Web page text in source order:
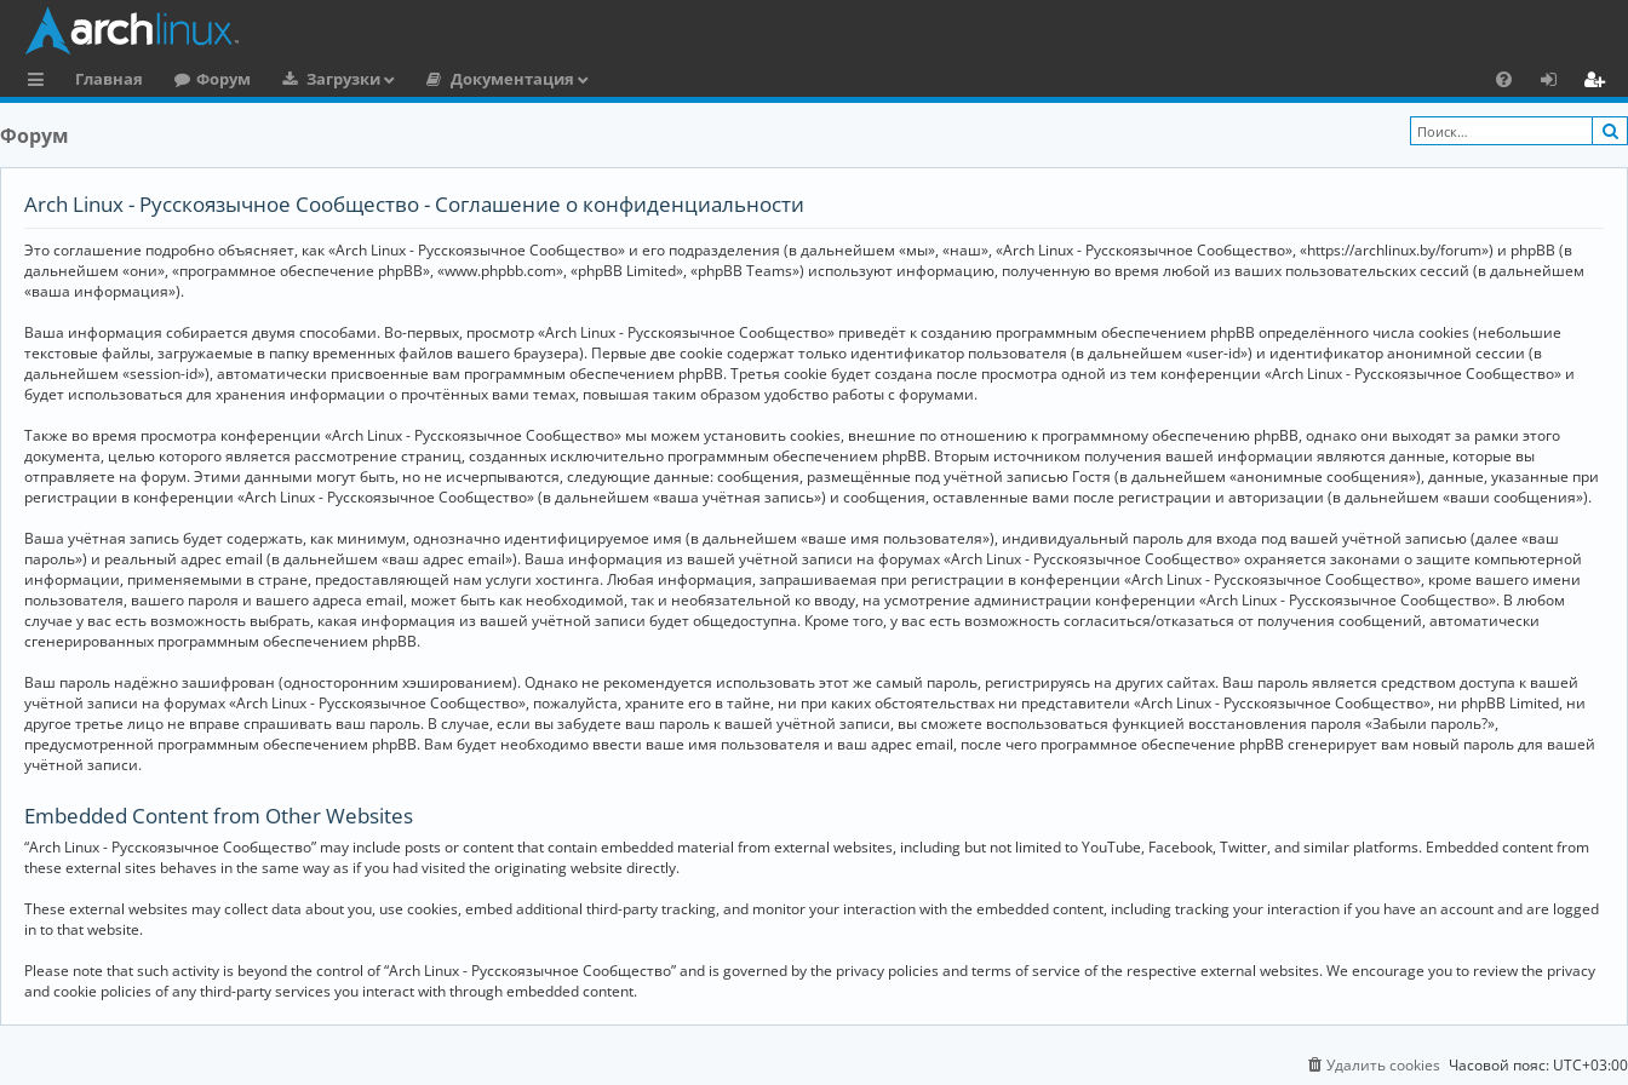
ы
и
Главная Форум Загрузки
Документация
F
A
х
о
ег
и
Форум
Arch Linux - Русскоязычное Сообщество - Соглашение о конфиденциальности
Это соглашение подробно объясняет, как «Arch Linux - Русскоязычное Сообщество» и его подразделения (в дальнейшем «мы», «наш», «Arch Linux - Русскоязычное Сообщество», «https://archlinux.by/forum») и phpBB (в
дальнейшем «они», «программное обеспечение phpBB», «www.phpbb.com», «phpBB Limited», «phpBB Teams») используют информацию, полученную во время любой из ваших пользовательских сессий (в дальнейшем
«ваша информация»).
Ваша информация собирается двумя способами. Во-первых, просмотр «Arch Linux - Русскоязычное Сообщество» приведёт к созданию программным обеспечением phpBB определённого числа cookies (небольшие
текстовые файлы, загружаемые в папку временных файлов вашего браузера). Первые две cookie содержат только идентификатор пользователя (в дальнейшем «user-id») и идентификатор анонимной сессии (в
дальнейшем «session-id»), автоматически присвоенные вам программным обеспечением phpBB. Третья cookie будет создана после просмотра одной из тем конференции «Arch Linux - Русскоязычное Сообщество» и
будет использоваться для хранения информации о прочтённых вами темах, повышая таким образом удобство работы с форумами.
Также во время просмотра конференции «Arch Linux - Русскоязычное Сообщество» мы можем установить cookies, внешние по отношению к программному обеспечению phpBB, однако они выходят за рамки этого
документа, целью которого является рассмотрение страниц, созданных исключительно программным обеспечением phpBB. Вторым источником получения вашей информации являются данные, которые вы
отправляете на форум. Этими данными могут быть, но не исчерпываются, следующие данные: сообщения, размещённые под учётной записью Гостя (в дальнейшем «анонимные сообщения»), данные, указанные при
регистрации в конференции «Arch Linux - Русскоязычное Сообщество» (в дальнейшем «ваша учётная запись») и сообщения, оставленные вами после регистрации и авторизации (в дальнейшем «ваши сообщения»).
Ваша учётная запись будет содержать, как минимум, однозначно идентифицируемое имя (в дальнейшем «ваше имя пользователя»), индивидуальный пароль для входа под вашей учётной записью (далее «ваш
пароль») и реальный адрес email (в дальнейшем «ваш адрес email»). Ваша информация из вашей учётной записи на форумах «Arch Linux - Русскоязычное Сообщество» охраняется законами о защите компьютерной
информации, применяемыми в стране, предоставляющей нам услуги хостинга. Любая информация, запрашиваемая при регистрации в конференции «Arch Linux - Русскоязычное Сообщество», кроме вашего имени
пользователя, вашего пароля и вашего адреса email, может быть как необходимой, так и необязательной ко вводу, на усмотрение администрации конференции «Arch Linux - Русскоязычное Сообщество». В любом
случае у вас есть возможность выбрать, какая информация из вашей учётной записи будет общедоступна. Кроме того, у вас есть возможность согласиться/отказаться от получения сообщений, автоматически
сгенерированных программным обеспечением phpBB.
Ваш пароль надёжно зашифрован (односторонним хэшированием). Однако не рекомендуется использовать этот же самый пароль, регистрируясь на других сайтах. Ваш пароль является средством доступа к вашей
учётной записи на форумах «Arch Linux - Русскоязычное Сообщество», пожалуйста, храните его в тайне, ни при каких обстоятельствах ни представители «Arch Linux - Русскоязычное Сообщество», ни phpBB Limited, ни
другое третье лицо не вправе спрашивать ваш пароль. В случае, если вы забудете ваш пароль к вашей учётной записи, вы сможете воспользоваться функцией восстановления пароля «Забыли пароль?»,
предусмотренной программным обеспечением phpBB. Вам будет необходимо ввести ваше имя пользователя и ваш адрес email, после чего программное обеспечение phpBB сгенерирует вам новый пароль для вашей
учётной записи.
Embedded Content from Other Websites
“Arch Linux - Русскоязычное Сообщество” may include posts or content that contain embedded material from external websites, including but not limited to YouTube, Facebook, Twitter, and similar platforms. Embedded content from
these external sites behaves in the same way as if you had visited the originating website directly.
These external websites may collect data about you, use cookies, embed additional third-party tracking, and monitor your interaction with the embedded content, including tracking your interaction if you have an account and are logged
in to that website.
Please note that such activity is beyond the control of “Arch Linux - Русскоязычное Сообщество” and is governed by the privacy policies and terms of service of the respective external websites. We encourage you to review the privacy
and cookie policies of any third-party services you interact with through embedded content.
Часовой пояс: UTC+03:00
Удалить cookies